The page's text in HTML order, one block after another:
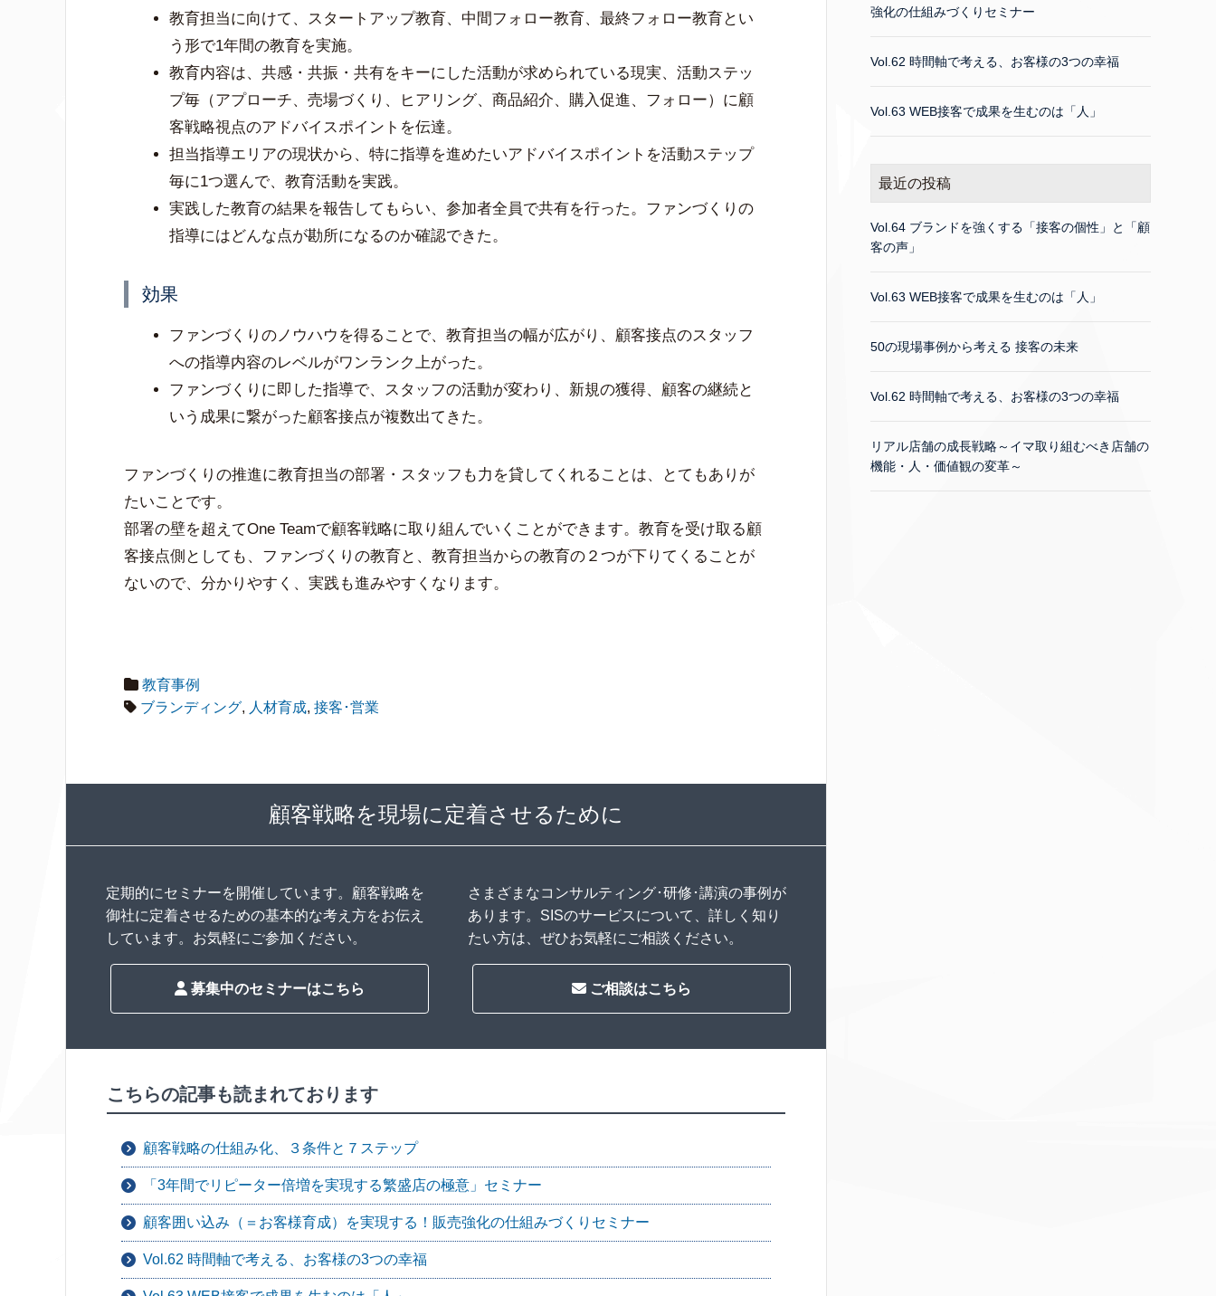
教育担当に向けて、スタートアップ教育、中間フォロー教育、最終フォロー教育とい
う形で1年間の教育を実施。
教育内容は、共感・共振・共有をキーにした活動が求められている現実、活動ステッ
プ毎（アプローチ、売場づくり、ヒアリング、商品紹介、購入促進、フォロー）に顧
客戦略視点のアドバイスポイントを伝達。
担当指導エリアの現状から、特に指導を進めたいアドバイスポイントを活動ステップ
毎に1つ選んで、教育活動を実践。
実践した教育の結果を報告してもらい、参加者全員で共有を行った。ファンづくりの
指導にはどんな点が勘所になるのか確認できた。
効果
ファンづくりのノウハウを得ることで、教育担当の幅が広がり、顧客接点のスタッフ
への指導内容のレベルがワンランク上がった。
ファンづくりに即した指導で、スタッフの活動が変わり、新規の獲得、顧客の継続と
いう成果に繋がった顧客接点が複数出てきた。
ファンづくりの推進に教育担当の部署・スタッフも力を貸してくれることは、とてもありが
たいことです。
部署の壁を超えてOne Teamで顧客戦略に取り組んでいくことができます。教育を受け取る顧
客接点側としても、ファンづくりの教育と、教育担当からの教育の２つが下りてくることが
ないので、分かりやすく、実践も進みやすくなります。
教育事例
ブランディング, 人材育成, 接客･営業
顧客戦略を現場に定着させるために
定期的にセミナーを開催しています。顧客戦略を
御社に定着させるための基本的な考え方をお伝え
しています。お気軽にご参加ください。
募集中のセミナーはこちら
さまざまなコンサルティング･研修･講演の事例が
あります。SISのサービスについて、詳しく知り
たい方は、ぜひお気軽にご相談ください。
ご相談はこちら
こちらの記事も読まれております
顧客戦略の仕組み化、３条件と７ステップ
「3年間でリピーター倍増を実現する繁盛店の極意」セミナー
顧客囲い込み（＝お客様育成）を実現する！販売強化の仕組みづくりセミナー
Vol.62 時間軸で考える、お客様の3つの幸福
強化の仕組みづくりセミナー
Vol.62 時間軸で考える、お客様の3つの幸福
Vol.63 WEB接客で成果を生むのは「人」
最近の投稿
Vol.64 ブランドを強くする「接客の個性」と「顧
客の声」
Vol.63 WEB接客で成果を生むのは「人」
50の現場事例から考える 接客の未来
Vol.62 時間軸で考える、お客様の3つの幸福
リアル店舗の成長戦略～イマ取り組むべき店舗の
機能・人・価値観の変革～